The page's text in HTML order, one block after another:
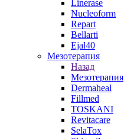
Linerase
Nucleoform
Repart
Bellarti
Ejal40
Мезотерапия
Назад
Мезотерапия
Dermaheal
Fillmed
TOSKANI
Revitacare
SelaTox